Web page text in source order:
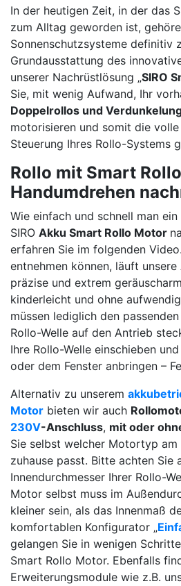
In der heutigen Zeit, in der das
zum Alltag geworden ist,
Sonnenschutzsysteme definitiv
Grundausstattung des
unserer Nachrüstlösung „SIRO
Sie, mit wenig Aufwand, Ihr
Doppelrollos und
motorisieren und somit die
Steuerung Ihres Rollo-Systems
Rollo mit Smart
Handumdrehen
Wie einfach und schnell man
SIRO Akku Smart Rollo Motor
erfahren Sie im folgenden
entnehmen können, läuft
präzise und extrem
kinderleicht und ohne
müssen lediglich den
Rollo-Welle auf den Antrieb
Ihre Rollo-Welle einschieben
oder dem Fenster anbringen –
Alternativ zu unserem
Motor bieten wir auch
230V-Anschluss, mit oder
Sie selbst welcher Motortyp am
zuhause passt. Bitte achten Sie
Innendurchmesser Ihrer Rollo-
Motor selbst muss im
kleiner sein, als das Innenmaß
komfortablen Konfigurator „
gelangen Sie in wenigen
Smart Rollo Motor. Ebenfalls
Erweiterungsmodule wie z.B.